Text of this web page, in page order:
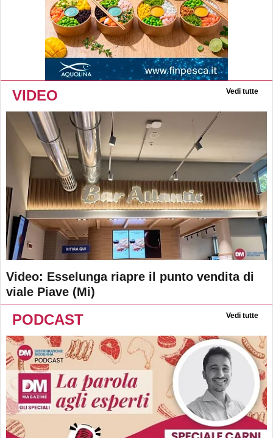
VIDEO Vedi tutte
Video: Esselunga riapre il punto vendita di
viale Piave (Mi)
PODCAST Vedi tutte